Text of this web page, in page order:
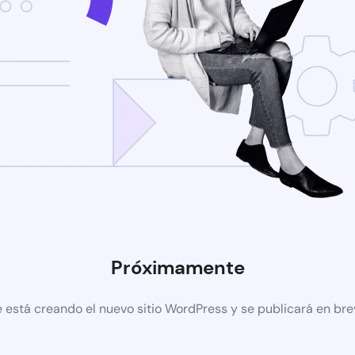
Próximamente
está creando el nuevo sitio WordPress y se publicará en